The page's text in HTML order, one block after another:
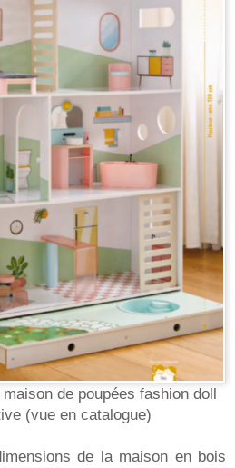
de poupées fashion doll
(vue en catalogue)
de la maison en bois